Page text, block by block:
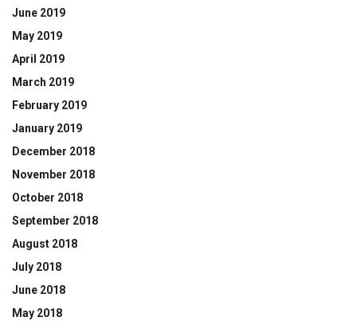
June 2019
May 2019
April 2019
March 2019
February 2019
January 2019
December 2018
November 2018
October 2018
September 2018
August 2018
July 2018
June 2018
May 2018